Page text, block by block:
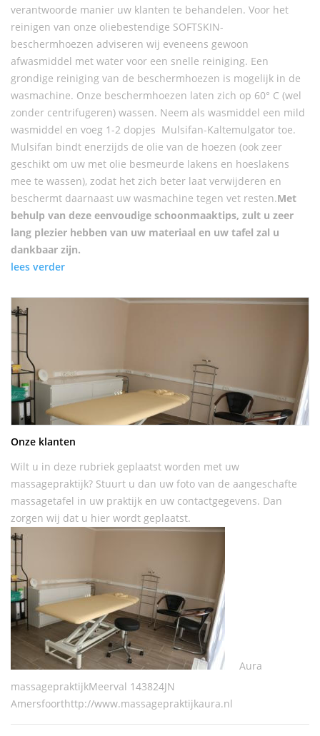
verantwoorde manier uw klanten te behandelen. Voor het
reinigen van onze oliebestendige SOFTSKIN-
beschermhoezen adviseren wij eveneens gewoon
afwasmiddel met water voor een snelle reiniging. Een
grondige reiniging van de beschermhoezen is mogelijk in de
wasmachine. Onze beschermhoezen laten zich op 60° C (wel
zonder centrifugeren) wassen. Neem als wasmiddel een mild
wasmiddel en voeg 1-2 dopjes Mulsifan-Kaltemulgator toe.
Mulsifan bindt enerzijds de olie van de hoezen (ook zeer
geschikt om uw met olie besmeurde lakens en hoeslakens
mee te wassen), zodat het zich beter laat verwijderen en
beschermt daarnaast uw wasmachine tegen vet resten.Met
behulp van deze eenvoudige schoonmaaktips, zult u zeer
lang plezier hebben van uw materiaal en uw tafel zal u
dankbaar zijn.
lees verder
Onze klanten
Wilt u in deze rubriek geplaatst worden met uw
massagepraktijk? Stuurt u dan uw foto van de aangeschafte
massagetafel in uw praktijk en uw contactgegevens. Dan
zorgen wij dat u hier wordt geplaatst.
Aura
massagepraktijkMeerval 143824JN
Amersfoorthttp://www.massagepraktijkaura.nl